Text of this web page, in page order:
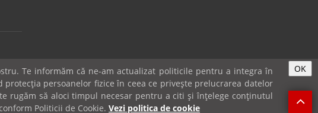
Te informăm că ne-am actualizat politicile pentru a integra în
persoanelor fizice în ceea ce privește prelucrarea datelor
rugăm să aloci timpul necesar pentru a citi și înțelege conținutul
Politicii de Cookie. Vezi politica de cookie
OK
POLITICA COOKIE-URI & GDPR